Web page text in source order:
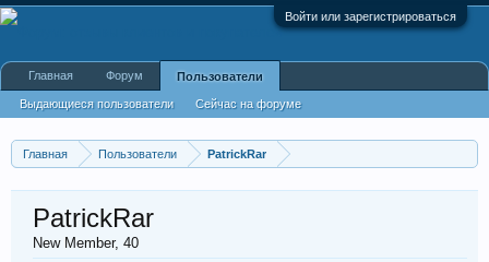
Войти или зарегистрироваться
Главная Пользователи PatrickRar
PatrickRar
New Member, 40
Главная Форум Пользователи
Выдающиеся пользователи Сейчас на форуме